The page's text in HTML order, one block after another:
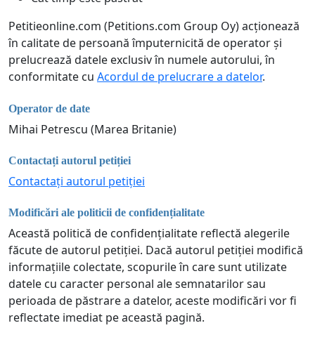
Petitieonline.com (Petitions.com Group Oy) acționează
în calitate de persoană împuternicită de operator și
prelucrează datele exclusiv în numele autorului, în
conformitate cu Acordul de prelucrare a datelor.
Operator de date
Mihai Petrescu (Marea Britanie)
Contactați autorul petiției
Contactați autorul petiției
Modificări ale politicii de confidențialitate
Această politică de confidențialitate reflectă alegerile
făcute de autorul petiției. Dacă autorul petiției modifică
informațiile colectate, scopurile în care sunt utilizate
datele cu caracter personal ale semnatarilor sau
perioada de păstrare a datelor, aceste modificări vor fi
reflectate imediat pe această pagină.